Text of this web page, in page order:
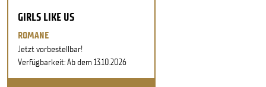
GIRLS LIKE US
ROMANE
Jetzt vorbestellbar!
Verfügbarkeit: Ab dem 13.10.2026